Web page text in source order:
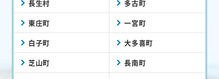
長生村 多古町
東庄町 一宮町
白子町 大多喜町
芝山町 長南町